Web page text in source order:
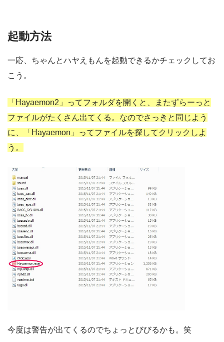
起動方法
一応、ちゃんとハヤえもんを起動できるかチェックしてお
こう。
「Hayaemon2」ってフォルダを開くと、またずらーっと
ファイルがたくさん出てくる。なのでさっきと同じよう
に、「Hayaemon」ってファイルを探してクリックしよ
う。
今度は警告が出てくるのでちょっとびびるかも。笑